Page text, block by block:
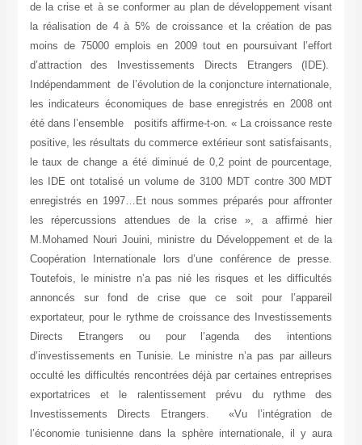
de la crise et à se conformer au plan de développement visant
la réalisation de 4 à 5% de croissance et la création de pas
moins de 75000 emplois en 2009 tout en poursuivant l’effort
d’attraction des Investissements Directs Etrangers (IDE).
Indépendamment de l’évolution de la conjoncture internationale,
les indicateurs économiques de base enregistrés en 2008 ont
été dans l’ensemble positifs affirme-t-on. « La croissance reste
positive, les résultats du commerce extérieur sont satisfaisants,
le taux de change a été diminué de 0,2 point de pourcentage,
les IDE ont totalisé un volume de 3100 MDT contre 300 MDT
enregistrés en 1997…Et nous sommes préparés pour affronter
les répercussions attendues de la crise », a affirmé hier
M.Mohamed Nouri Jouini, ministre du Développement et de la
Coopération Internationale lors d’une conférence de presse.
Toutefois, le ministre n’a pas nié les risques et les difficultés
annoncés sur fond de crise que ce soit pour l’appareil
exportateur, pour le rythme de croissance des Investissements
Directs Etrangers ou pour l’agenda des intentions
d’investissements en Tunisie. Le ministre n’a pas par ailleurs
occulté les difficultés rencontrées déjà par certaines entreprises
exportatrices et le ralentissement prévu du rythme des
Investissements Directs Etrangers. «Vu l’intégration de
l’économie tunisienne dans la sphère internationale, il y aura